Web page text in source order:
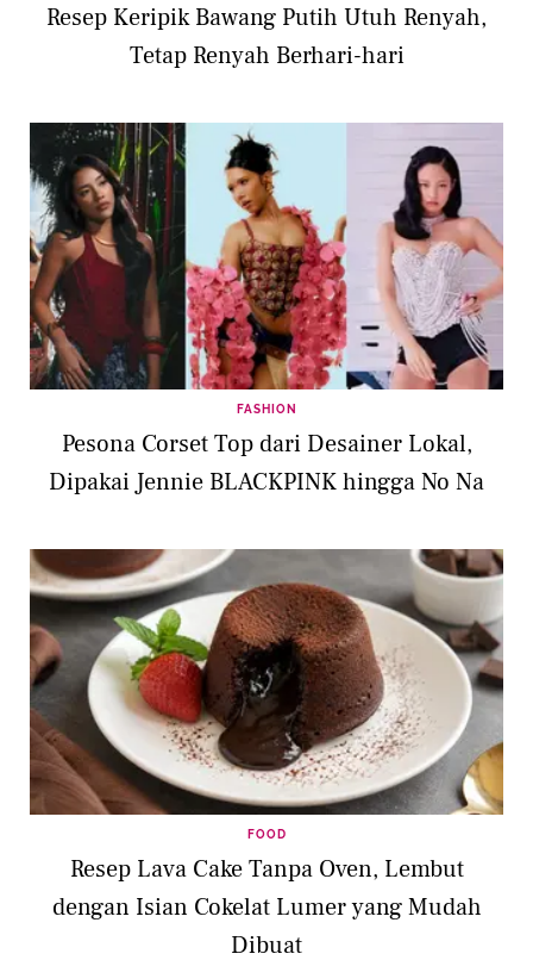
Resep Keripik Bawang Putih Utuh Renyah,
Tetap Renyah Berhari-hari
FASHION
Pesona Corset Top dari Desainer Lokal,
Dipakai Jennie BLACKPINK hingga No Na
FOOD
Resep Lava Cake Tanpa Oven, Lembut
dengan Isian Cokelat Lumer yang Mudah
Dibuat